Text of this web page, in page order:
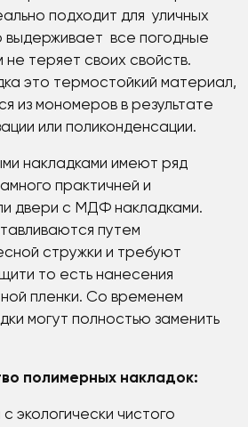
подходит для уличных
все погодные
теряет своих свойств.
это термостойкий материал,
из мономеров в результате
или поликонденсации.
накладками имеют ряд
практичней и
двери с МДФ накладками.
путем
стружки и требуют
то есть нанесения
пленки. Со временем
могут полностью заменить
полимерных накладок:
экологически чистого